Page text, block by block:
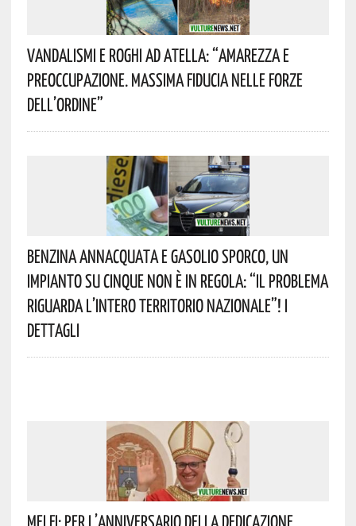
Vandalismi E Roghi Ad Atella: “Amarezza E
Preoccupazione. Massima Fiducia Nelle Forze
Dell’Ordine”
Benzina Annacquata E Gasolio Sporco, Un
Impianto Su Cinque Non È In Regola: “il Problema
Riguarda L’intero Territorio Nazionale”! I
Dettagli
Melfi: Per L’anniversario Della Dedicazione